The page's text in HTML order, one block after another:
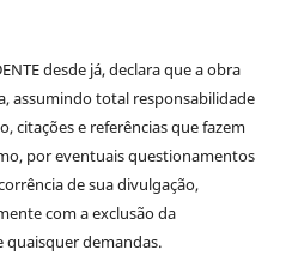
desde já, declara que a obra
assumindo total responsabilidade
citações e referências que fazem
por eventuais questionamentos
de sua divulgação,
com a exclusão da
quaisquer demandas.